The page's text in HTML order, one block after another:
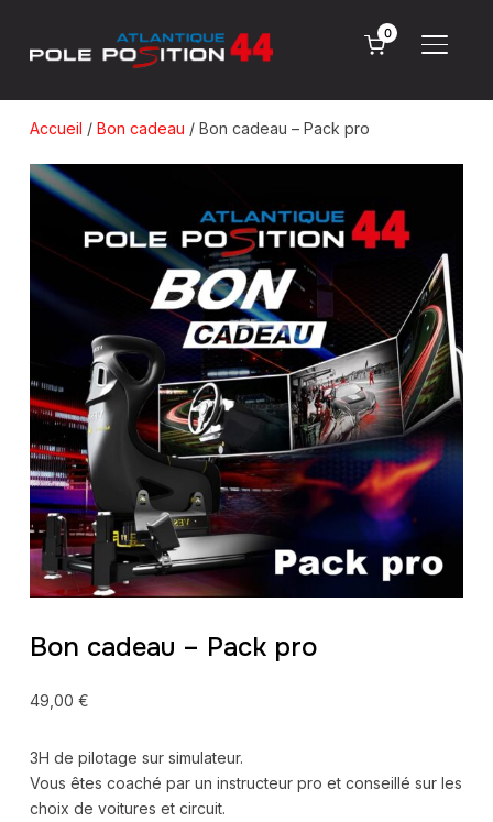
0
Accueil / Bon cadeau / Bon cadeau – Pack pro
Bon cadeau – Pack pro
49,00 €
3H de pilotage sur simulateur.
Vous êtes coaché par un instructeur pro et conseillé sur les
choix de voitures et circuit.